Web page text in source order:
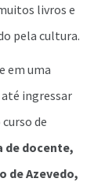
livros e
pela cultura.
em uma
ingressar
de
de docente,
de Azevedo,